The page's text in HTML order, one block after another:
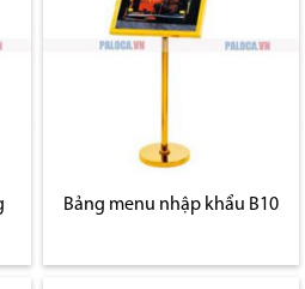
Bảng menu nhập khẩu B10